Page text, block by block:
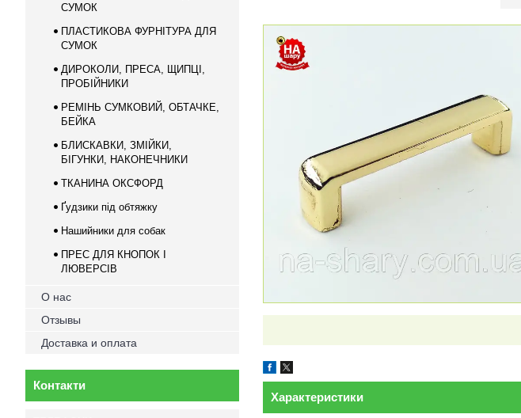
Характеристики
СУМОК
ПЛАСТИКОВА ФУРНІТУРА ДЛЯ
СУМОК
ДИРОКОЛИ, ПРЕСА, ЩИПЦІ,
ПРОБІЙНИКИ
РЕМІНЬ СУМКОВИЙ, ОБТАЧКЕ,
БЕЙКА
БЛИСКАВКИ, ЗМІЙКИ,
БІГУНКИ, НАКОНЕЧНИКИ
ТКАНИНА ОКСФОРД
Ґудзики під обтяжку
Нашийники для собак
ПРЕС ДЛЯ КНОПОК І
ЛЮВЕРСІВ
О нас
Отзывы
Доставка и оплата
Контакти